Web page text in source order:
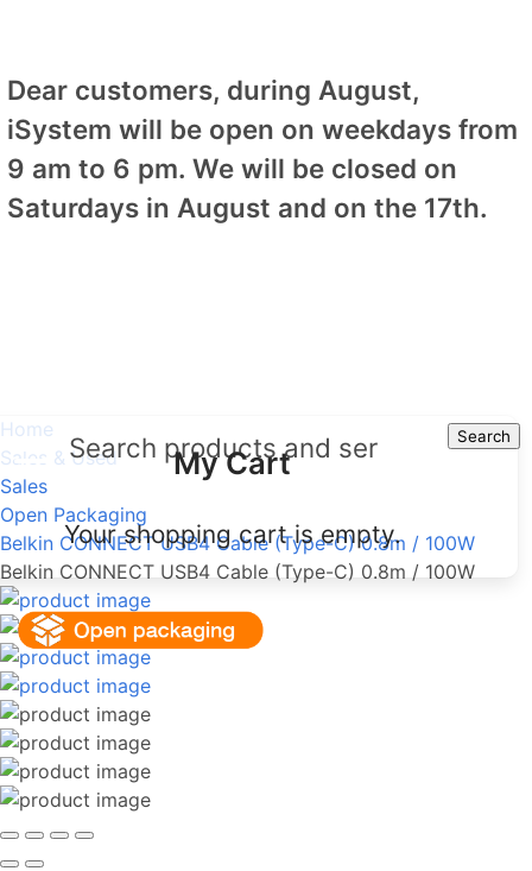
Dear customers, during August,
iSystem will be open on weekdays from
9 am to 6 pm. We will be closed on
Saturdays in August and on the 17th.
Search
My Cart
Your shopping cart is empty.
Home
Sales & Used
Sales
Open Packaging
Belkin CONNECT USB4 Cable (Type-C) 0.8m / 100W
Belkin CONNECT USB4 Cable (Type-C) 0.8m / 100W